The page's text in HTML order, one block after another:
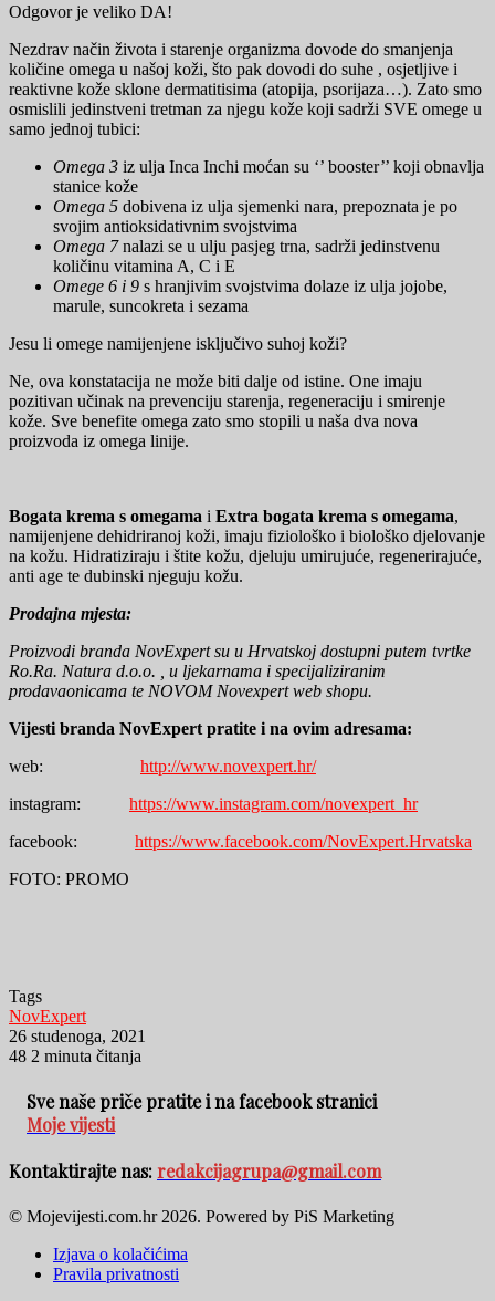
Odgovor je veliko DA!
Nezdrav način života i starenje organizma dovode do smanjenja
količine omega u našoj koži, što pak dovodi do suhe , osjetljive i
reaktivne kože sklone dermatitisima (atopija, psorijaza…). Zato smo
osmislili jedinstveni tretman za njegu kože koji sadrži SVE omege u
samo jednoj tubici:
Omega 3 iz ulja Inca Inchi moćan su ‘’ booster’’ koji obnavlja
stanice kože
Omega 5 dobivena iz ulja sjemenki nara, prepoznata je po
svojim antioksidativnim svojstvima
Omega 7nalazi se u ulju pasjeg trna, sadrži jedinstvenu
količinu vitamina A, C i E
Omege 6 i 9 s hranjivim svojstvima dolaze iz ulja jojobe,
marule, suncokreta i sezama
Jesu li omege namijenjene isključivo suhoj koži?
Ne, ova konstatacija ne može biti dalje od istine. One imaju
pozitivan učinak na prevenciju starenja, regeneraciju i smirenje
kože. Sve benefite omega zato smo stopili u naša dva nova
proizvoda iz omega linije.
Bogata krema s omegama i Extra bogata krema s omegama,
namijenjene dehidriranoj koži, imaju fiziološko i biološko djelovanje
na kožu. Hidratiziraju i štite kožu, djeluju umirujuće, regenerirajuće,
anti age te dubinski njeguju kožu.
Prodajna mjesta:
Proizvodi branda NovExpert su u Hrvatskoj dostupni putem tvrtke
Ro.Ra. Natura d.o.o. , u ljekarnama i specijaliziranim
prodavaonicama te NOVOM Novexpert web shopu.
Vijesti branda NovExpert pratite i na ovim adresama:
web: http://www.novexpert.hr/
instagram: https://www.instagram.com/novexpert_hr
facebook: https://www.facebook.com/NovExpert.Hrvatska
FOTO: PROMO
Tags
NovExpert
26 studenoga, 2021
48 2 minuta čitanja
Sve naše priče pratite i na facebook stranici
Moje vijesti
Kontaktirajte nas:redakcijagrupa@gmail.com
© Mojevijesti.com.hr 2026. Powered by PiS Marketing
Izjava o kolačićima
Pravila privatnosti